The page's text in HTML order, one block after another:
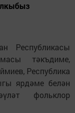
Республикасы
тәкъдиме,
Республика
ярдәме белән
фольклор